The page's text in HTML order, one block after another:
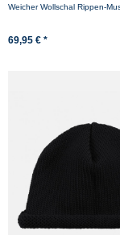
Hanseheld Rippenstrick
Weicher Wollschal Rippen-
69,95 € *